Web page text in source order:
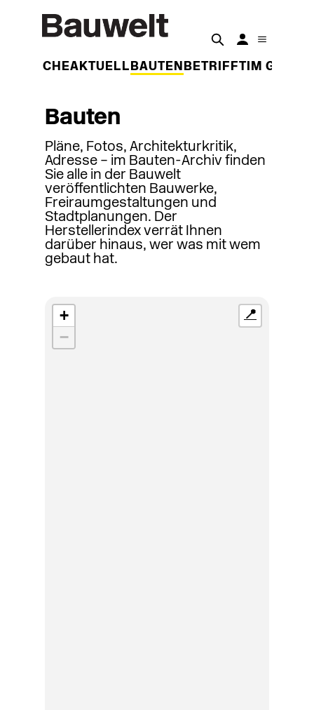
WOCHEAKTUELL BAUTEN BETRIFFT IM
Bauten
Pläne, Fotos, Architekturkritik,
Adresse – im Bauten-Archiv finden
Sie alle in der Bauwelt
veröffentlichten Bauwerke,
Freiraumgestaltungen und
Stadtplanungen. Der
Herstellerindex verrät Ihnen
darüber hinaus, wer was mit wem
gebaut hat.
+
−
📍